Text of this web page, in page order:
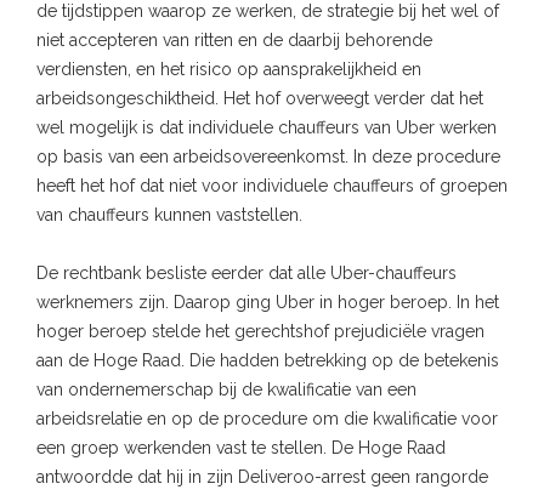
de tijdstippen waarop ze werken, de strategie bij het wel of
niet accepteren van ritten en de daarbij behorende
verdiensten, en het risico op aansprakelijkheid en
arbeidsongeschiktheid. Het hof overweegt verder dat het
wel mogelijk is dat individuele chauffeurs van Uber werken
op basis van een arbeidsovereenkomst. In deze procedure
heeft het hof dat niet voor individuele chauffeurs of groepen
van chauffeurs kunnen vaststellen.
De rechtbank besliste eerder dat alle Uber-chauffeurs
werknemers zijn. Daarop ging Uber in hoger beroep. In het
hoger beroep stelde het gerechtshof prejudiciële vragen
aan de Hoge Raad. Die hadden betrekking op de betekenis
van ondernemerschap bij de kwalificatie van een
arbeidsrelatie en op de procedure om die kwalificatie voor
een groep werkenden vast te stellen. De Hoge Raad
antwoordde dat hij in zijn Deliveroo-arrest geen rangorde